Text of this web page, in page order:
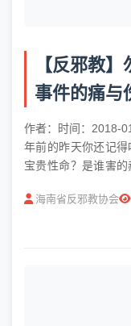
【反邪教
事件的痛与
作者：时间：2018-
年前的昨天你还记
宝贵性命？是谁害的
沦功”的歪理邪说为
海南省反邪教协会